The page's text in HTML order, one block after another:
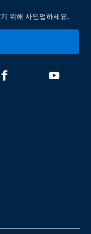
위해 사인업하세요.